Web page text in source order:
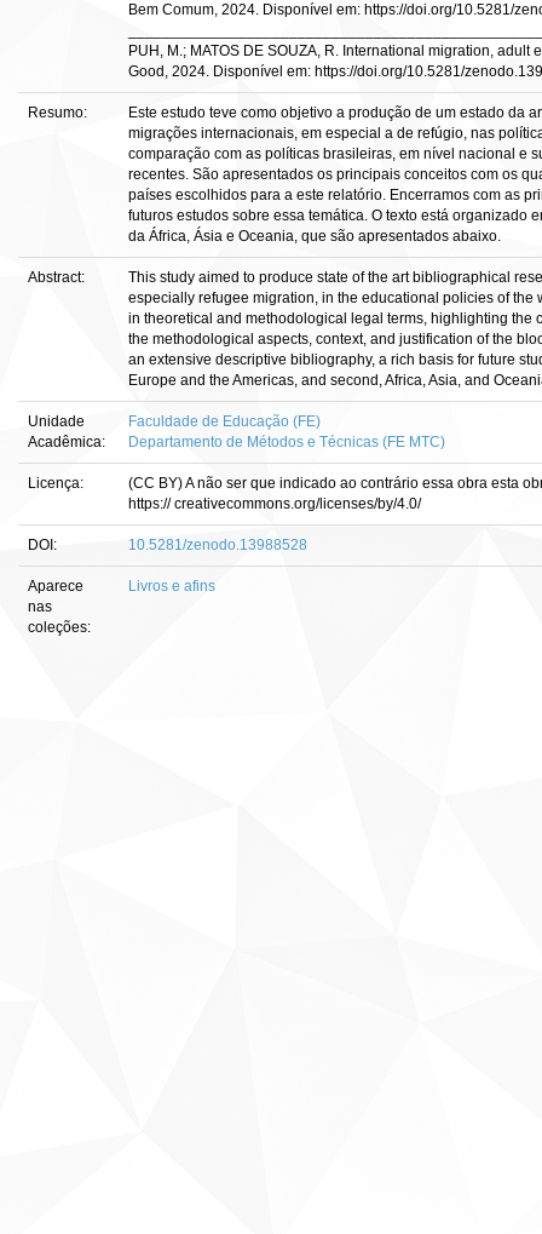
Bem Comum, 2024. Disponível em: https://doi.org/10.5281/
PUH, M.; MATOS DE SOUZA, R. International migration,
Good, 2024. Disponível em: https://doi.org/10.5281/
Resumo:
Este estudo teve como objetivo a produção de um estado da
migrações internacionais, em especial a de refúgio, nas
comparação com as políticas brasileiras, em nível nacional e
recentes. São apresentados os principais conceitos com os
países escolhidos para a este relatório. Encerramos com as
futuros estudos sobre essa temática. O texto está
da África, Ásia e Oceania, que são apresentados abaixo.
Abstract:
This study aimed to produce state­ of­ the art bibliographical
especially refugee migration, in the educational policies of
in theoretical and methodological legal terms, highlighting the
the methodological aspects, context, and justification of the
an extensive descriptive bibliography, a rich basis for future
Europe and the Americas, and second, Africa, Asia, and
Unidade
Acadêmica:
Faculdade de Educação (FE)
Departamento de Métodos e Técnicas (FE MTC)
Licença:
(CC BY) A não ser que indicado ao contrário essa obra esta
https:// creativecommons.org/licenses/by/4.0/
DOI: 10.5281/zenodo.13988528
Aparece
nas
coleções:
Livros e afins